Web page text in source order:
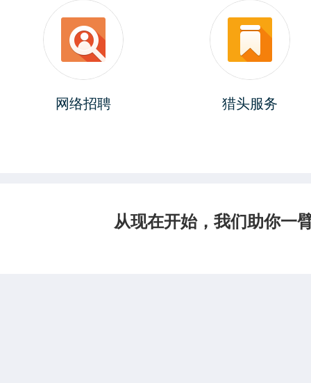
网络招聘 猎头服务
从现在开始，我们助你一